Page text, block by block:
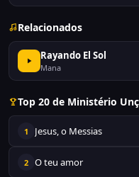
Relacionados
Rayando El Sol
Mana
Top 20 de Ministério
1 Jesus, o Messias
2 O teu amor